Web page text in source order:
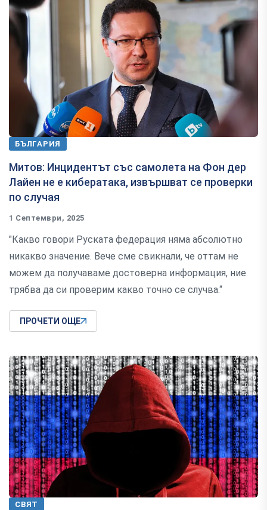
БЪЛГАРИЯ
Митов: Инцидентът със самолета на Фон дер
Лайен не е кибератака, извършват се проверки
по случая
1 Септември, 2025
"Какво говори Руската федерация няма абсолютно
никакво значение. Вече сме свикнали, че оттам не
можем да получаваме достоверна информация, ние
трябва да си проверим какво точно се случва.“
ПРОЧЕТИ ОЩЕ
СВЯТ